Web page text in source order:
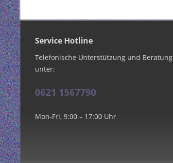
Service Hotline
Telefonische Unterstützung und Beratung
unter:
0621 1567790
Mon-Fri, 9:00 – 17:00 Uhr